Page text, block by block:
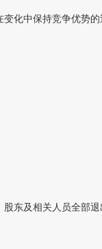
化中保持竞争优势的
东及相关人员全部退